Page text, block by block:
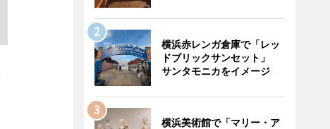
横浜赤レンガ倉庫で「レッ
ドブリックサンセット」
サンタモニカをイメージ
横浜美術館で「マリー・ア